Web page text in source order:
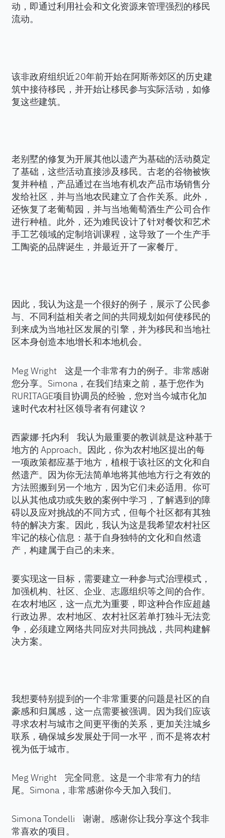
动，即通过利用社会和文化资源来管理强烈的移民
流动。
该非政府组织近20年前开始在阿斯蒂郊区的历史建
筑中接待移民，并开始让移民参与实际活动，如修
复这些建筑。
老别墅的修复为开展其他以遗产为基础的活动奠定
了基础，这些活动直接涉及移民。古老的谷物被恢
复并种植，产品通过在当地有机农产品市场销售分
发给社区，并与当地农民建立了合作关系。此外，
还恢复了老葡萄园，并与当地葡萄酒生产公司合作
进行种植。此外，还为难民设计了针对餐饮和艺术
手工艺领域的定制培训课程，这导致了一个生产手
工陶瓷的品牌诞生，并最近开了一家餐厅。
因此，我认为这是一个很好的例子，展示了公民参
与、不同利益相关者之间的共同规划如何使移民的
到来成为当地社区发展的引擎，并为移民和当地社
区本身创造本地增长和本地机会。
Meg Wright 这是一个非常有力的例子。非常感谢
您分享。Simona，在我们结束之前，基于您作为
RURITAGE项目协调员的经验，您对当今城市化加
速时代农村社区领导者有何建议？
西蒙娜·托内利 我认为最重要的教训就是这种基于
地方的 Approach。因此，你为农村地区提出的每
一项政策都应基于地方，植根于该社区的文化和自
然遗产。因为你无法简单地将其他地方行之有效的
方法照搬到另一个地方，因为它们未必适用。你可
以从其他成功或失败的案例中学习，了解遇到的障
碍以及应对挑战的不同方式，但每个社区都有其独
特的解决方案。因此，我认为这是我希望农村社区
牢记的核心信息：基于自身独特的文化和自然遗
产，构建属于自己的未来。
要实现这一目标，需要建立一种参与式治理模式，
加强机构、社区、企业、志愿组织等之间的合作。
在农村地区，这一点尤为重要，即这种合作应超越
行政边界。农村地区、农村社区若单打独斗无法竞
争，必须建立网络共同应对共同挑战，共同构建解
决方案。
我想要特别提到的一个非常重要的问题是社区的自
豪感和归属感，这一点需要被强调。因为我们应该
寻求农村与城市之间更平衡的关系，更加关注城乡
联系，确保城乡发展处于同一水平，而不是将农村
视为低于城市。
Meg Wright 完全同意。这是一个非常有力的结
尾。Simona，非常感谢你今天加入我们。
Simona Tondelli 谢谢。感谢你让我分享这个我非
常喜欢的项目。